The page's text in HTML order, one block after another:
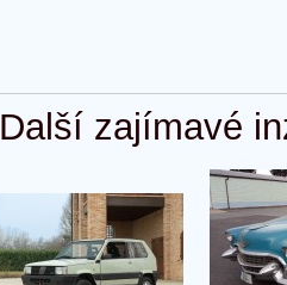
Další zajímavé